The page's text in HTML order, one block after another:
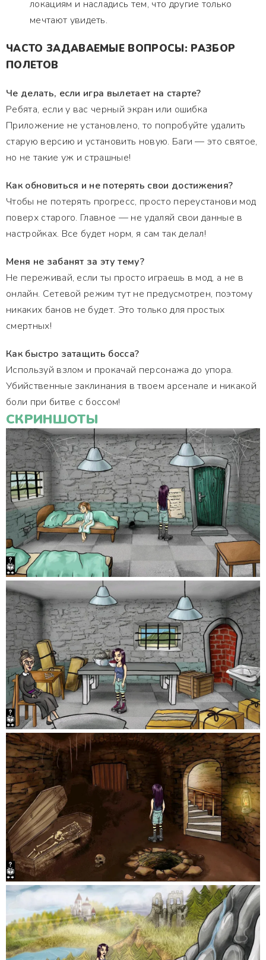
локациям и насладись тем, что другие только
мечтают увидеть.
ЧАСТО ЗАДАВАЕМЫЕ ВОПРОСЫ: РАЗБОР
ПОЛЕТОВ
Че делать, если игра вылетает на старте?
Ребята, если у вас черный экран или ошибка
Приложение не установлено, то попробуйте удалить
старую версию и установить новую. Баги — это святое,
но не такие уж и страшные!
Как обновиться и не потерять свои достижения?
Чтобы не потерять прогресс, просто переустанови мод
поверх старого. Главное — не удаляй свои данные в
настройках. Все будет норм, я сам так делал!
Меня не забанят за эту тему?
Не переживай, если ты просто играешь в мод, а не в
онлайн. Сетевой режим тут не предусмотрен, поэтому
никаких банов не будет. Это только для простых
смертных!
Как быстро затащить босса?
Используй взлом и прокачай персонажа до упора.
Убийственные заклинания в твоем арсенале и никакой
боли при битве с боссом!
СКРИНШОТЫ